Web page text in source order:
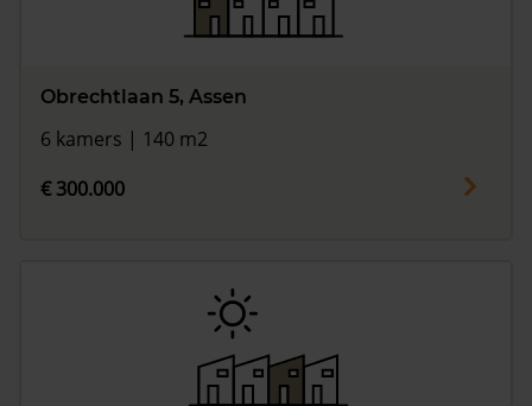
Obrechtlaan 5, Assen
6 kamers | 140 m2
€ 300.000